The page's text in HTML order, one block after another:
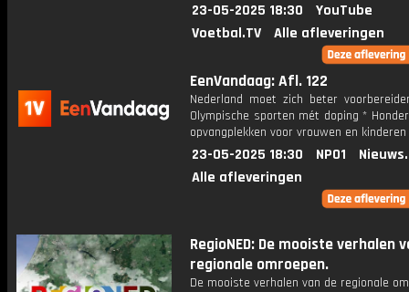
23-05-2025 18:30
YouTube
Voetbal.TV
Alle afleveringen
EenVandaag: Afl. 122
Nederland moet zich beter
Olympische sporten mét doping *
opvangplekken voor vrouwen en
23-05-2025 18:30 NPO1
Alle afleveringen
RegioNED: De mooiste verhalen
regionale omroepen.
De mooiste verhalen van de regionale